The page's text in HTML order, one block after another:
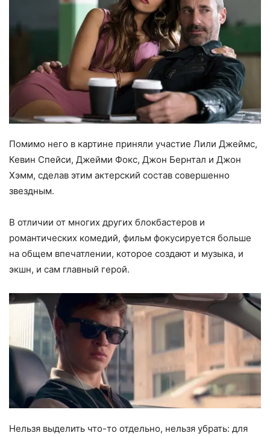
Помимо него в картине приняли участие Лили Джеймс,
Кевин Спейси, Джейми Фокс, Джон Бернтал и Джон
Хэмм, сделав этим актерский состав совершенно
звездным.
В отличии от многих других блокбастеров и
романтических комедий, фильм фокусируется больше
на общем впечатлении, которое создают и музыка, и
экшн, и сам главный герой.
Нельзя выделить что-то отдельно, нельзя убрать: для